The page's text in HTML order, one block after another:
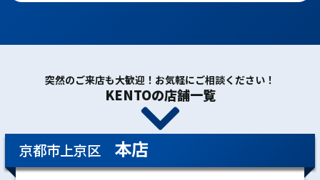
突然のご来店も大歓迎！お気軽にご相談ください！
KENTOの店舗一覧
京都市上京区 本店